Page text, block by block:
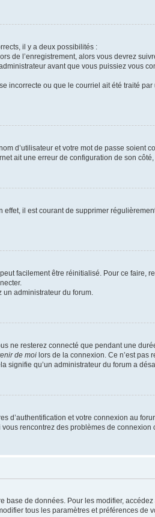
il y a deux possibilités :
de l’enregistrement, alors vous devrez
avant que vous puissiez vous
incorrecte ou que le courriel ait été traité
d’utilisateur et votre mot de passe soient
ait une erreur de configuration de son côté,
effet, il est courant de supprimer
facilement être réinitialisé. Pour ce faire,
un administrateur du forum.
ne resterez connecté que pendant une
de moi lors de la connexion. Ce n’est
signifie qu’un administrateur du forum a
d’authentification et votre connexion au
rencontrez des problèmes de
base de données. Pour les modifier, accédez
tous les paramètres et préférences de